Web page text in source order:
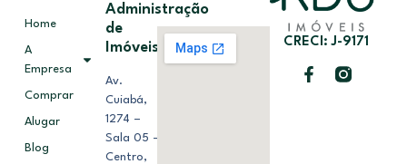
CRECI: J-9171
Home
A
Empresa
Comprar
Alugar
Blog
Administração
de
Imóveis
Av.
Cuiabá,
1274 –
Sala 05 –
Centro,